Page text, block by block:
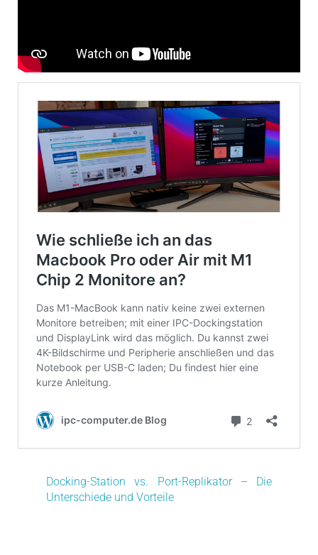
Docking-Station vs. Port-Replikator – Die
Unterschiede und Vorteile